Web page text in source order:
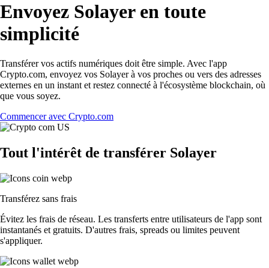
Envoyez Solayer en toute
simplicité
Transférer vos actifs numériques doit être simple. Avec l'app
Crypto.com, envoyez vos Solayer à vos proches ou vers des adresses
externes en un instant et restez connecté à l'écosystème blockchain, où
que vous soyez.
Commencer avec Crypto.com
Tout l'intérêt de transférer Solayer
Transférez sans frais
Évitez les frais de réseau. Les transferts entre utilisateurs de l'app sont
instantanés et gratuits. D'autres frais, spreads ou limites peuvent
s'appliquer.